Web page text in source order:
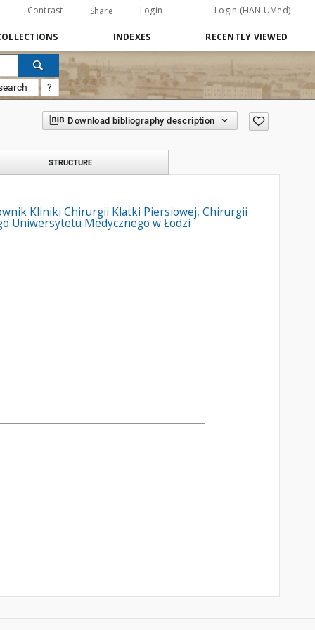
Contrast Share Login Login (HAN UMed)
INDEXES RECENTLY VIEWED
?
Download bibliography description
STRUCTURE
Kliniki Chirurgii Klatki Piersiowej, Chirurgii
Uniwersytetu Medycznego w Łodzi